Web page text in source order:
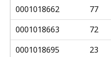
0001018662
77
0001018663
72
0001018695
23